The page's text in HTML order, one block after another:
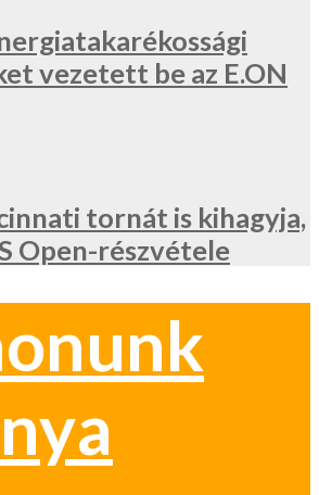
vezetett be az E.ON
tornát is kihagyja,
Open-részvétele